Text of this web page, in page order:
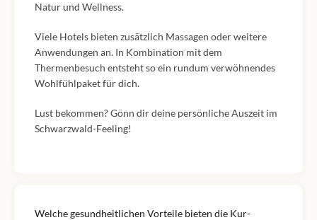
Natur und Wellness.
Viele Hotels bieten zusätzlich Massagen oder weitere
Anwendungen an. In Kombination mit dem
Thermenbesuch entsteht so ein rundum verwöhnendes
Wohlfühlpaket für dich.
Lust bekommen? Gönn dir deine persönliche Auszeit im
Schwarzwald-Feeling!
Welche gesundheitlichen Vorteile bieten die Kur-